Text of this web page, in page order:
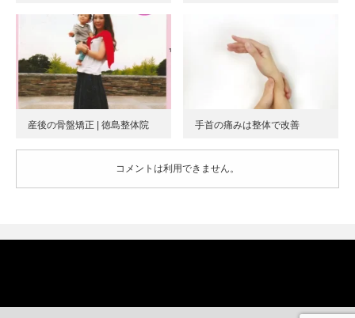
産後の骨盤矯正 | 徳島整体院 手首の痛みは整体で改善
コメントは利用できません。